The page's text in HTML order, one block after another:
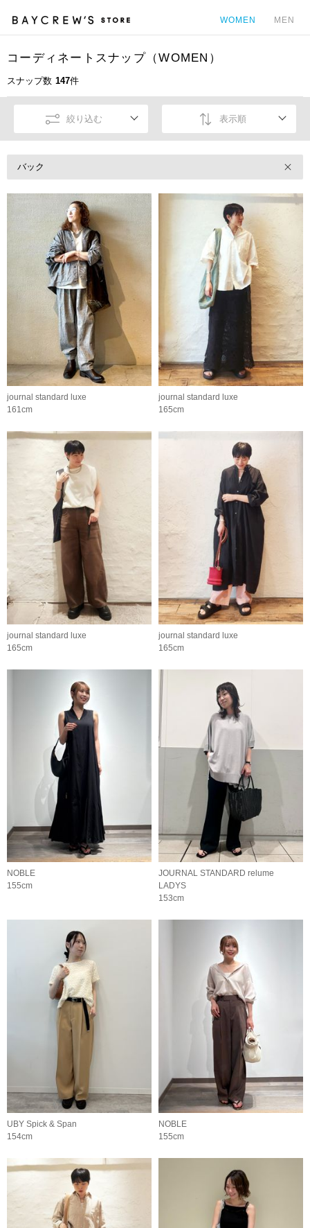
WOMEN MEN
コーディネートスナップ（WOMEN）
スナップ数 147件
絞り込む 表示順
バック
journal standard luxe
161cm
journal standard luxe
165cm
journal standard luxe
165cm
journal standard luxe
165cm
NOBLE
155cm
JOURNAL STANDARD relume
LADYS
153cm
UBY Spick & Span
154cm
NOBLE
155cm